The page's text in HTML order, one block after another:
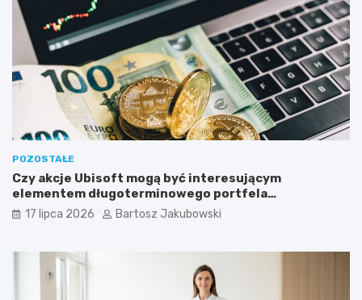
POZOSTAŁE
Czy akcje Ubisoft mogą być interesującym
elementem długoterminowego portfela
inwestycyjnego?
17 lipca 2026 Bartosz Jakubowski